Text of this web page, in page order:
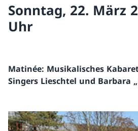
Sonntag, 22. März
Uhr
Matinée: Musikalisches
Singers Lieschtel und Barbara